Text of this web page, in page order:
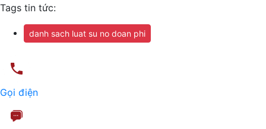
Tags tin tức:
danh sach luat su no doan phi
Gọi điện